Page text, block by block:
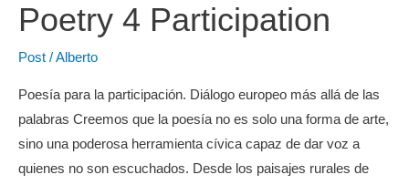
Poetry 4 Participation
Post /Alberto
Poesía para la participación. Diálogo europeo más allá de las
palabras Creemos que la poesía no es solo una forma de arte,
sino una poderosa herramienta cívica capaz de dar voz a
quienes no son escuchados. Desde los paisajes rurales de